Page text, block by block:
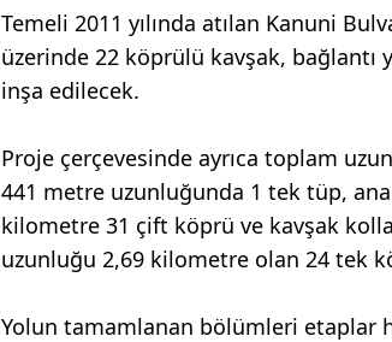
Temeli 2011 yılında atılan Kanuni
üzerinde 22 köprülü kavşak, bağlantı
inşa edilecek.
Proje çerçevesinde ayrıca toplam
441 metre uzunluğunda 1 tek tüp,
kilometre 31 çift köprü ve kavşak
uzunluğu 2,69 kilometre olan 24 tek
Yolun tamamlanan bölümleri etaplar